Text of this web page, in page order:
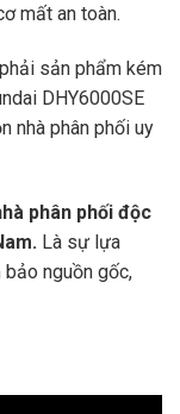
mất an toàn.
sản phẩm kém
DHY6000SE
nhà phân phối uy
phân phối độc
Là sự lựa
nguồn gốc,